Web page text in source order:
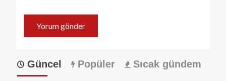
Güncel Popüler Sıcak gündem